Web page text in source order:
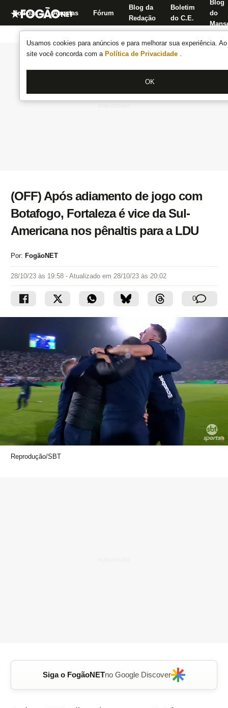
Usamos cookies para anúncios e para melhorar sua experiência.
site você concorda com a Política de Privacidade .
OK
Notícias Apostas Fórum
Blog da
Redação
Boletim
do C.E.
Blog
do
(OFF) Após adiamento de jogo com
Botafogo, Fortaleza é vice da Sul-
Americana nos pênaltis para a LDU
Por: FogãoNET
28/10/23 às 19:58 - Atualizado em 28/10/23 às 20:02
0
Reprodução/SBT
Siga o FogãoNETno Google Discover